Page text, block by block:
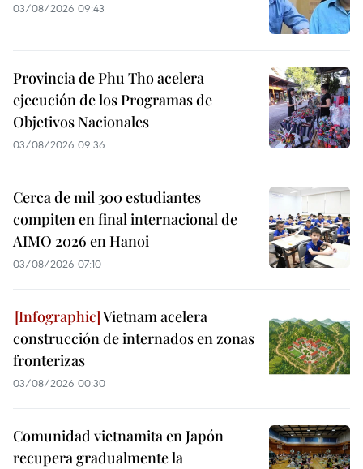
03/08/2026 09:43
Provincia de Phu Tho acelera
ejecución de los Programas de
Objetivos Nacionales
03/08/2026 09:36
Cerca de mil 300 estudiantes
compiten en final internacional de
AIMO 2026 en Hanoi
03/08/2026 07:10
Vietnam acelera
construcción de internados en zonas
fronterizas
03/08/2026 00:30
Comunidad vietnamita en Japón
recupera gradualmente la